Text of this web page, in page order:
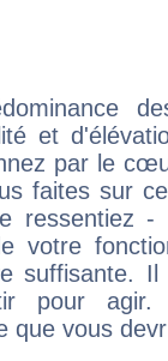
et
par le
faites sur
ressentiez
votre
suffisante.
pour agir.
que vous